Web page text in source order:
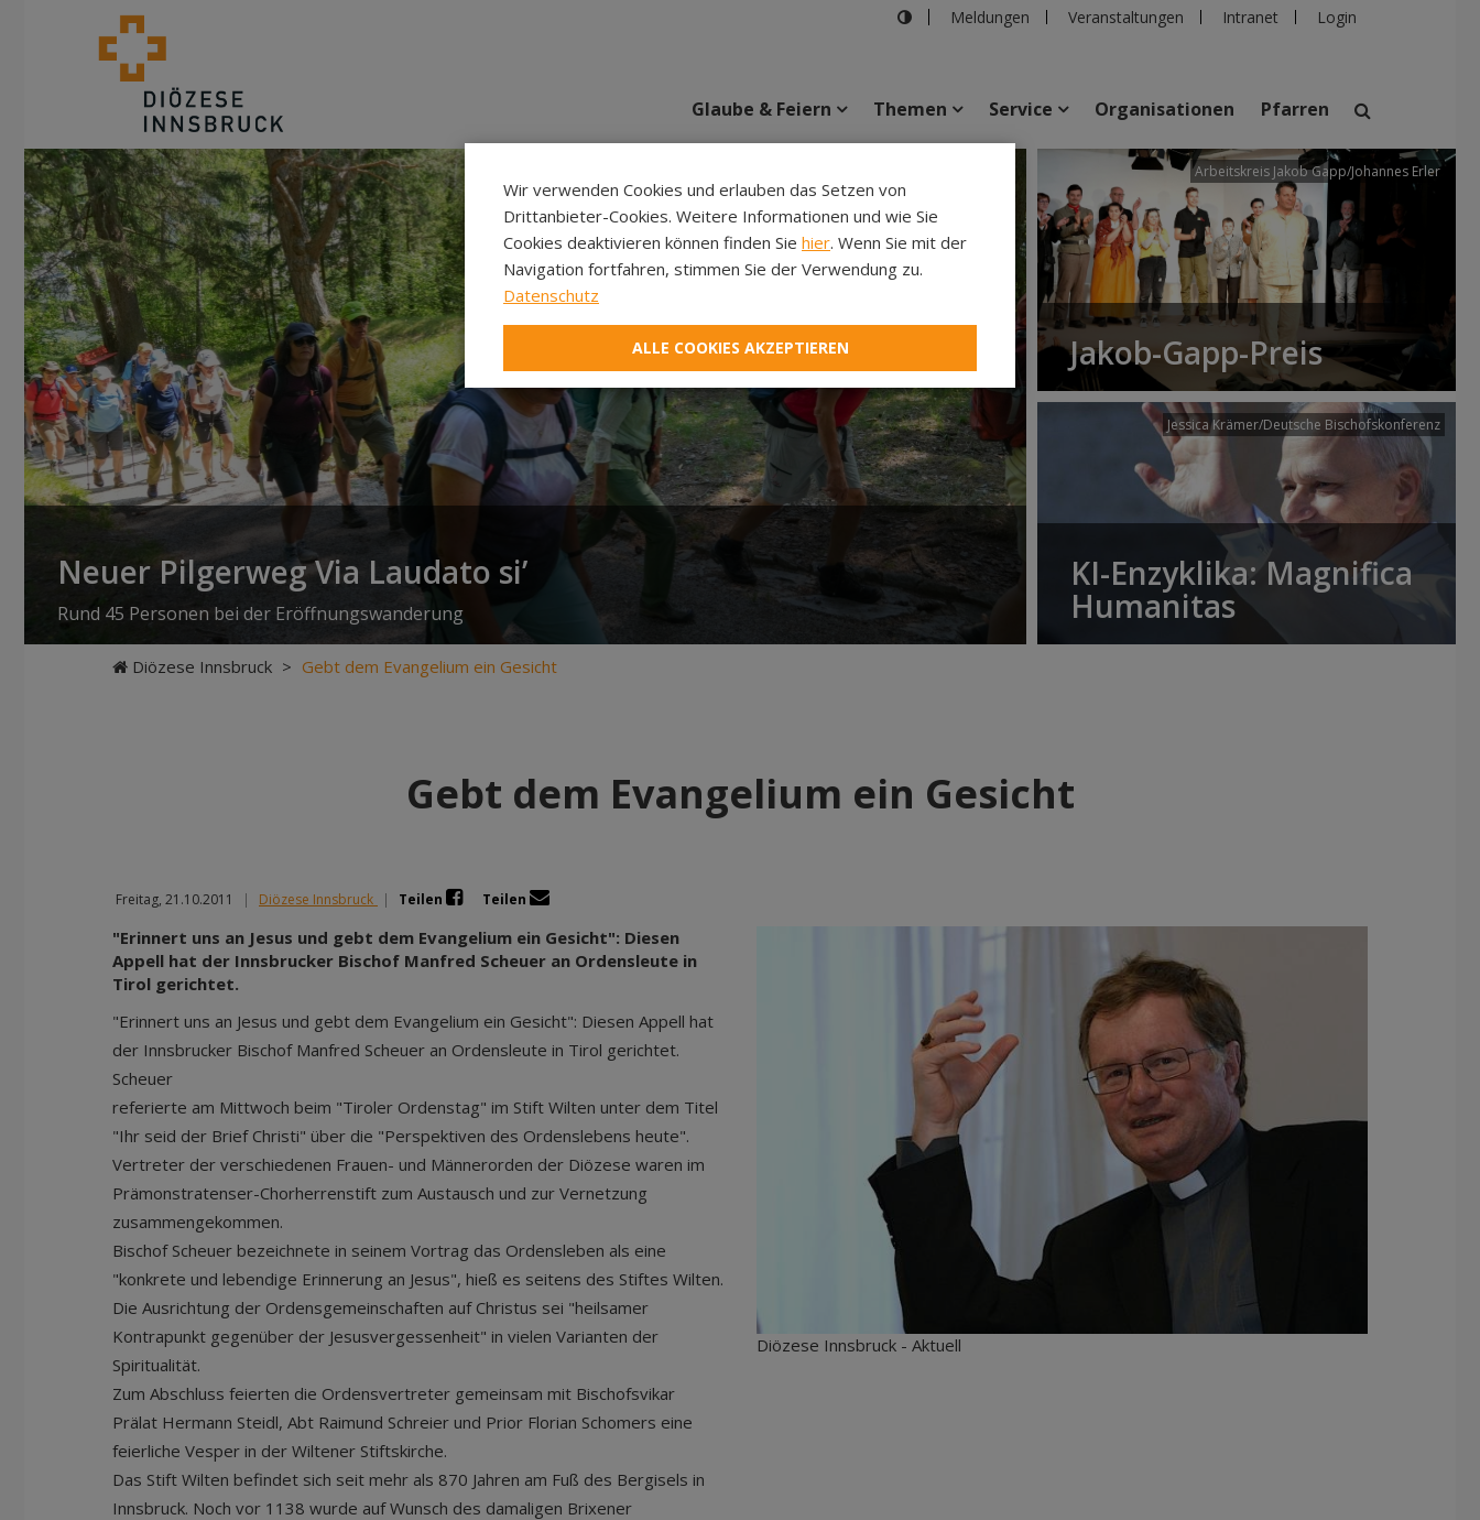
Meldungen Veranstaltungen Intranet Login
suchen
Veranstaltungen Personen Pfarren Einrichtungen
Glaube & Feiern Themen Service Organisationen Pfarren
Neuer Pilgerweg Via Laudato si’
Rund 45 Personen bei der Eröffnungswanderung
Arbeitskreis Jakob Gapp/Johannes Erler
Jakob-Gapp-Preis
Jessica Krämer/Deutsche Bischofskonferenz
KI-Enzyklika: Magnifica
Humanitas
Diözese Innsbruck > Gebt dem Evangelium ein Gesicht
Gebt dem Evangelium ein Gesicht
Freitag, 21.10.2011 | Diözese Innsbruck | Teilen Teilen
"Erinnert uns an Jesus und gebt dem Evangelium ein Gesicht": Diesen
Appell hat der Innsbrucker Bischof Manfred Scheuer an Ordensleute in
Tirol gerichtet.
"Erinnert uns an Jesus und gebt dem Evangelium ein Gesicht": Diesen Appell hat
der Innsbrucker Bischof Manfred Scheuer an Ordensleute in Tirol gerichtet.
Scheuer
referierte am Mittwoch beim "Tiroler Ordenstag" im Stift Wilten unter dem Titel
"Ihr seid der Brief Christi" über die "Perspektiven des Ordenslebens heute".
Vertreter der verschiedenen Frauen- und Männerorden der Diözese waren im
Prämonstratenser-Chorherrenstift zum Austausch und zur Vernetzung
zusammengekommen.
Bischof Scheuer bezeichnete in seinem Vortrag das Ordensleben als eine
"konkrete und lebendige Erinnerung an Jesus", hieß es seitens des Stiftes Wilten.
Die Ausrichtung der Ordensgemeinschaften auf Christus sei "heilsamer
Kontrapunkt gegenüber der Jesusvergessenheit" in vielen Varianten der
Spiritualität.
Zum Abschluss feierten die Ordensvertreter gemeinsam mit Bischofsvikar
Prälat Hermann Steidl, Abt Raimund Schreier und Prior Florian Schomers eine
feierliche Vesper in der Wiltener Stiftskirche.
Das Stift Wilten befindet sich seit mehr als 870 Jahren am Fuß des Bergisels in
Innsbruck. Noch vor 1138 wurde auf Wunsch des damaligen Brixener
Diözese Innsbruck - Aktuell
Wir verwenden Cookies und erlauben das Setzen von
Drittanbieter-Cookies. Weitere Informationen und wie Sie
Cookies deaktivieren können finden Sie hier. Wenn Sie mit der
Navigation fortfahren, stimmen Sie der Verwendung zu.
Datenschutz
ALLE COOKIES AKZEPTIEREN